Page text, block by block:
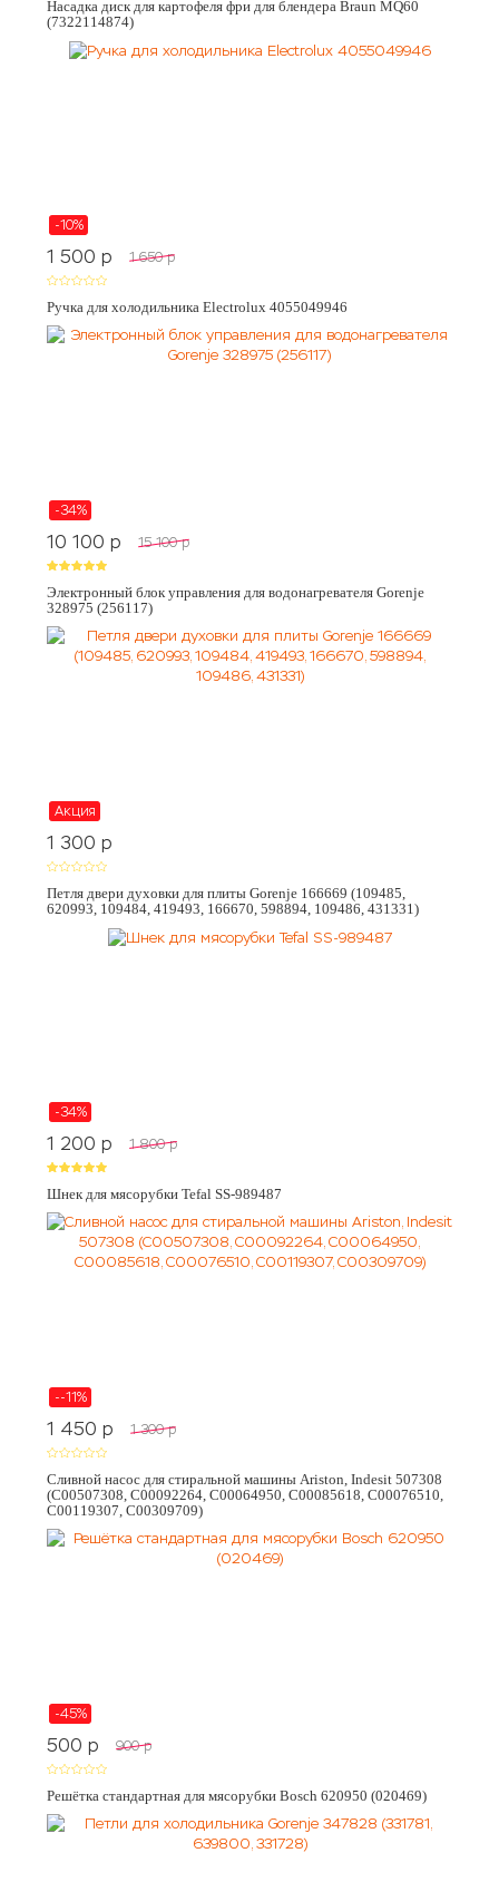
Насадка диск для картофеля фри для блендера Braun MQ60
(7322114874)
-10%
1 500 p 1 650 p
Ручка для холодильника Electrolux 4055049946
-34%
10 100 p 15 100 p
Электронный блок управления для водонагревателя Gorenje
328975 (256117)
Акция
1 300 p
Петля двери духовки для плиты Gorenje 166669 (109485,
620993, 109484, 419493, 166670, 598894, 109486, 431331)
-34%
1 200 p 1 800 p
Шнек для мясорубки Tefal SS-989487
--11%
1 450 p 1 300 p
Сливной насос для стиральной машины Ariston, Indesit 507308
(C00507308, C00092264, C00064950, C00085618, C00076510,
C00119307, C00309709)
-45%
500 p 900 p
Решётка стандартная для мясорубки Bosch 620950 (020469)